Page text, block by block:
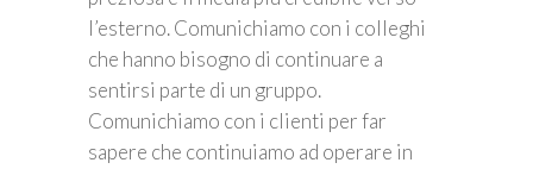
l’esterno. Comunichiamo con i colleghi
che hanno bisogno di continuare a
sentirsi parte di un gruppo.
Comunichiamo con i clienti per far
sapere che continuiamo ad operare in